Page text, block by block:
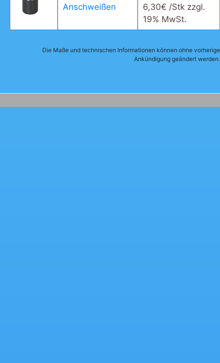
Anschweißen
6,30€ /Stk zzgl.
19% MwSt.
Die Maße und technischen Informationen können ohne vorherige
Ankündigung geändert werden.